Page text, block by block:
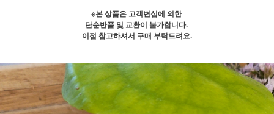
※본 상품은 고객변심에 의한
단순반품 및 교환이 불가합니다.
이점 참고하셔서 구매 부탁드려요.